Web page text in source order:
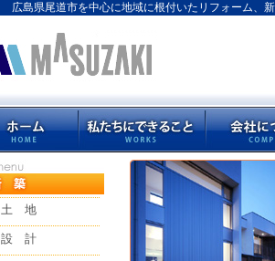
広島県尾道市を中心に地域に根付いたリフォーム、
土 地
設 計